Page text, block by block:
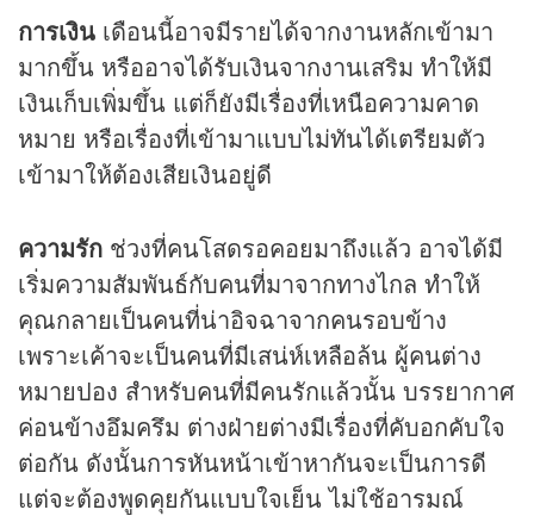
การเงิน เดือนนี้อาจมีรายได้จากงานหลักเข้ามา
มากขึ้น หรืออาจได้รับเงินจากงานเสริม ทำให้มี
เงินเก็บเพิ่มขึ้น แต่ก็ยังมีเรื่องที่เหนือความคาด
หมาย หรือเรื่องที่เข้ามาแบบไม่ทันได้เตรียมตัว
เข้ามาให้ต้องเสียเงินอยู่ดี
ความรัก ช่วงที่คนโสดรอคอยมาถึงแล้ว อาจได้มี
เริ่มความสัมพันธ์กับคนที่มาจากทางไกล ทำให้
คุณกลายเป็นคนที่น่าอิจฉาจากคนรอบข้าง
เพราะเค้าจะเป็นคนที่มีเสน่ห์เหลือล้น ผู้คนต่าง
หมายปอง สำหรับคนที่มีคนรักแล้วนั้น บรรยากาศ
ค่อนข้างอึมครึม ต่างฝ่ายต่างมีเรื่องที่คับอกคับใจ
ต่อกัน ดังนั้นการหันหน้าเข้าหากันจะเป็นการดี
แต่จะต้องพูดคุยกันแบบใจเย็น ไม่ใช้อารมณ์